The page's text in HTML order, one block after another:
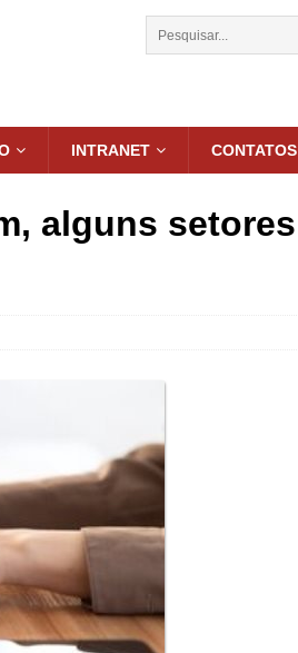
INTRANET CONTATOS
alguns setores